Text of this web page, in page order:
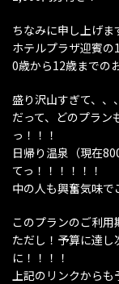
ちなみに申し上げま
ホテルプラザ迎賓の
0歳から12歳までの
盛り沢山すぎて、、
だって、どのプラン
っ！！！
日帰り温泉（現在
てっ！！！！！！
中の人も興奮気味で
このプランのご利用
ただし！予算に達し
に！！！！
上記のリンクからも